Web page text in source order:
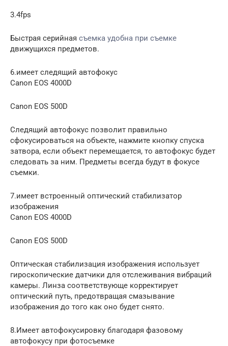
3.4fps
Быстрая серийная съемка удобна при съемке
движущихся предметов.
6.имеет следящий автофокус
Canon EOS 4000D
Canon EOS 500D
Следящий автофокус позволит правильно
сфокусироваться на объекте, нажмите кнопку спуска
затвора, если объект перемещается, то автофокус будет
следовать за ним. Предметы всегда будут в фокусе
съемки.
7.имеет встроенный оптический стабилизатор
изображения
Canon EOS 4000D
Canon EOS 500D
Оптическая стабилизация изображения использует
гироскопические датчики для отслеживания вибраций
камеры. Линза соответствующе корректирует
оптический путь, предотвращая смазывание
изображения до того как оно будет снято.
8.Имеет автофокусировку благодаря фазовому
автофокусу при фотосъемке